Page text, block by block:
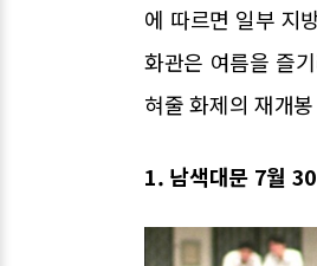
에 따르면 일부 지
화관은 여름을 즐
혀줄 화제의 재개
1. 남색대문 7월